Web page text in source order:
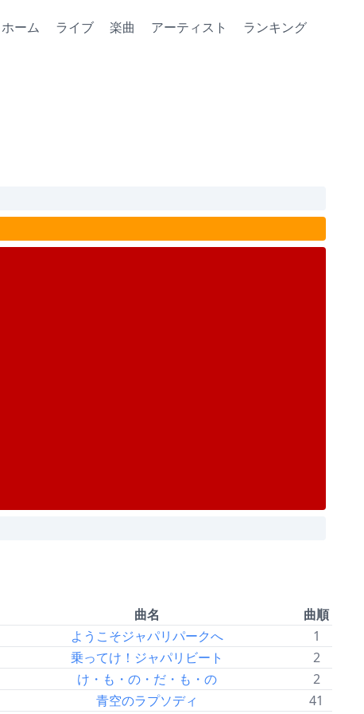
ホーム ライブ 楽曲 アーティスト ランキング
曲名
曲順
ようこそジャパリパークへ
1
乗ってけ！ジャパリビート
2
け・も・の・だ・も・の
2
青空のラプソディ
41